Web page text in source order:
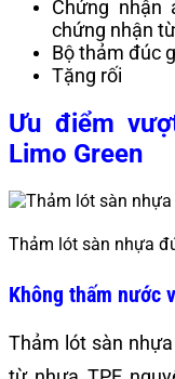
Chứng nhận
chứng nhận
Bộ thảm đúc
Tặng rối
Ưu điểm
Limo Green
Thảm lót sàn nhựa
Không thấm nước
Thảm lót sàn